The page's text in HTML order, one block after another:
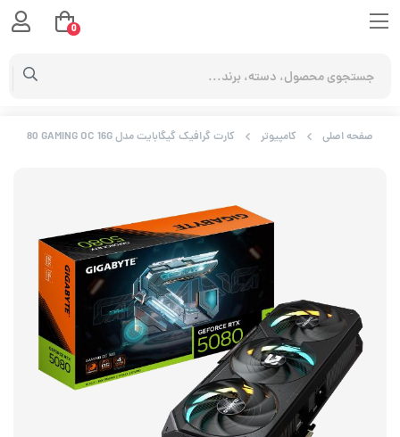
صفحه اصلی کامپیوتر کارت گرافیک گیگابایت مدل GeForce RTX 5080 GAMING OC 16G
0